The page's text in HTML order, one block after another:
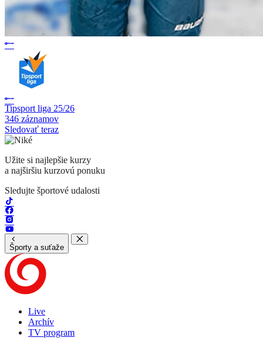
Tipsport liga 25/26
346 záznamov
Sledovať teraz
Užite si najlepšie kurzy
a najširšiu kurzovú ponuku
Sledujte športové udalosti
Športy a suťaže
Live
Archív
TV program